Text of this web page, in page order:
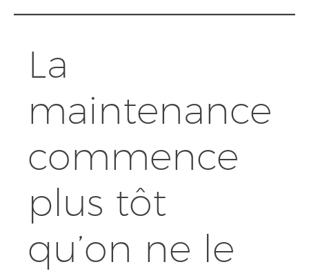
La
maintenance
commence
plus tôt
qu’on ne le